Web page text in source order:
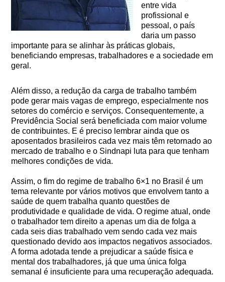
entre vida
profissional e
pessoal, o país
daria um passo
importante para se alinhar às práticas globais,
beneficiando empresas, trabalhadores e a sociedade em
geral.
Além disso, a redução da carga de trabalho também
pode gerar mais vagas de emprego, especialmente nos
setores do comércio e serviços. Consequentemente, a
Previdência Social será beneficiada com maior volume
de contribuintes. E é preciso lembrar ainda que os
aposentados brasileiros cada vez mais têm retornado ao
mercado de trabalho e o Sindnapi luta para que tenham
melhores condições de vida.
Assim, o fim do regime de trabalho 6×1 no Brasil é um
tema relevante por vários motivos que envolvem tanto a
saúde de quem trabalha quanto questões de
produtividade e qualidade de vida. O regime atual, onde
o trabalhador tem direito a apenas um dia de folga a
cada seis dias trabalhado vem sendo cada vez mais
questionado devido aos impactos negativos associados.
A forma adotada tende a prejudicar a saúde física e
mental dos trabalhadores, já que uma única folga
semanal é insuficiente para uma recuperação adequada.